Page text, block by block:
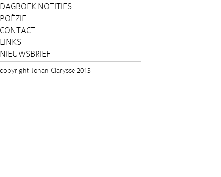
DAGBOEK NOTITIES
POËZIE
CONTACT
LINKS
NIEUWSBRIEF
copyright Johan Clarysse 2013